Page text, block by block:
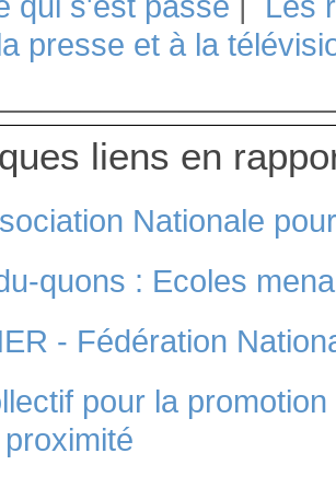
presse et à la
liens en
Nationale
quons : Ecoles
- Fédération
pour la